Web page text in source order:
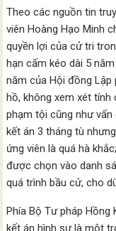
Theo các nguồn tin
viên Hoàng Hạo Minh
quyền lợi của cử tri
hạn cấm kéo dài 5
năm của Hội đồng
hồ, không xem xét
phạm tội cũng như
kết án 3 tháng tù
ứng viên là quá hà
được chọn vào danh
quá trình bầu cử, cho
Phía Bộ Tư pháp
kết án hình sự là một